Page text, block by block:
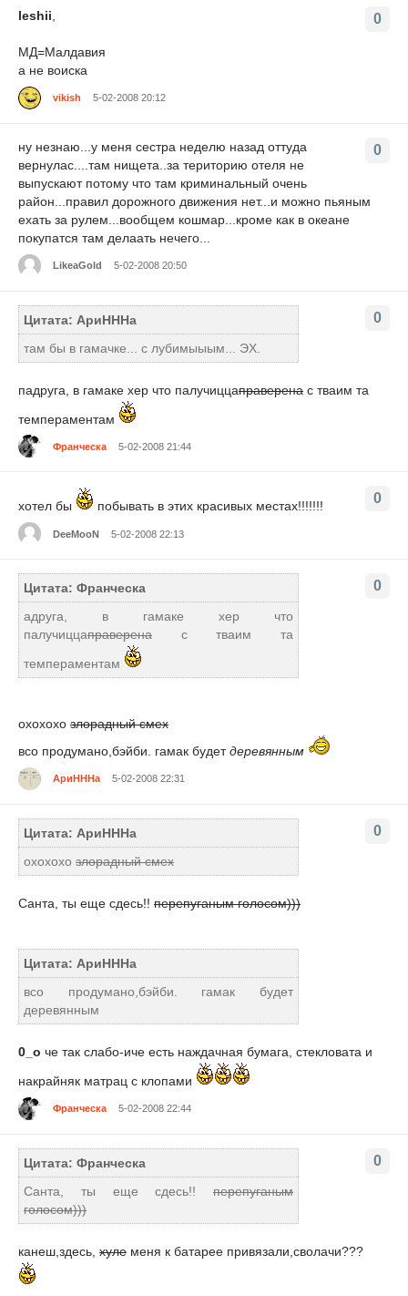
0
leshii
МД=Мaлдавия
а не воиска
vikish 5-02-2008 20:12
0
ну незнаю...у меня сестра неделю назад оттуда
вернулас....там нищета..за територию отеля не
выпускают потому что там криминальный очень
район...правил дорожного движения нет...и можно пьяным
ехать за рулем...вообщем кошмар...кроме как в океане
покупатся там делаать нечего...
LikeaGold 5-02-2008 20:50
0
Цитата: АриНННа
там бы в гамачке... с лубимыыым... ЭХ.
падруга, в гамаке хер что палучиццаправерена с тваим та
темпераментам
Франческа 5-02-2008 21:44
0
хотел бы побывать в этих красивых местах!!!!!!!
DeeMooN 5-02-2008 22:13
0
Цитата: Франческа
адруга, в гамаке хер что
палучиццаправерена с тваим та
темпераментам
охохохо злорадный смех
всо продумано,бэйби. гамак будетдеревянным
АриНННа 5-02-2008 22:31
0
Цитата: АриНННа
охохохо злорадный смех
Санта, ты еще сдесь!! перепуганым голосом)))
Цитата: АриНННа
всо продумано,бэйби. гамак будет
деревянным
0_о че так слабо-иче есть наждачная бумага, стекловата и
накрайняк матрац с клопами
Франческа 5-02-2008 22:44
0
Цитата: Франческа
Санта, ты еще сдесь!! перепуганым
голосом)))
канеш,здесь, хуле меня к батарее привязали,сволачи???